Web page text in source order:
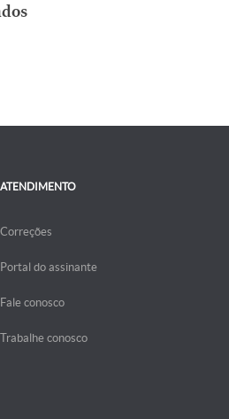
ATENDIMENTO
Correções
Portal do assinante
Fale conosco
Trabalhe conosco